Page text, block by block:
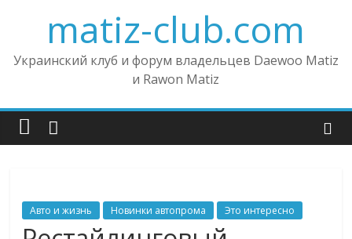
matiz-club.com
Украинский клуб и форум владельцев Daewoo Matiz
и Rawon Matiz
Авто и жизнь Новинки автопрома Это интересно